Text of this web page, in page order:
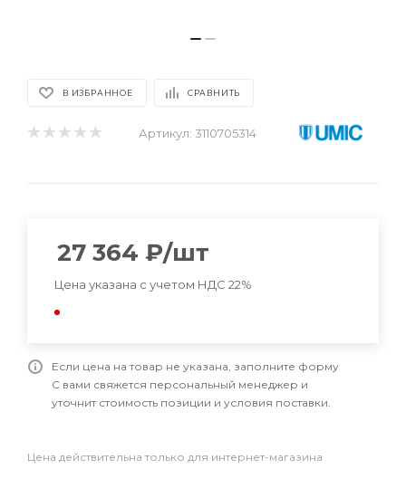
В ИЗБРАННОЕ СРАВНИТЬ
Артикул: 3110705314
27 364 ₽/шт
Цена указана с учетом НДС 22%
Если цена на товар не указана, заполните форму
С вами свяжется персональный менеджер и
уточнит стоимость позиции и условия поставки.
Цена действительна только для интернет-магазина